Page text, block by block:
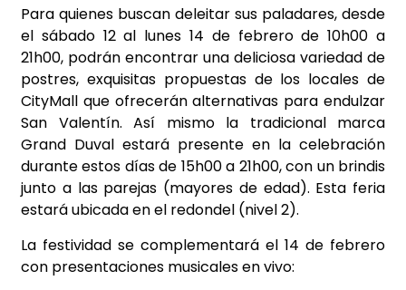
Para quienes buscan deleitar sus paladares, desde
el sábado 12 al lunes 14 de febrero de 10h00 a
21h00, podrán encontrar una deliciosa variedad de
postres, exquisitas propuestas de los locales de
CityMall que ofrecerán alternativas para endulzar
San Valentín. Así mismo la tradicional marca
Grand Duval estará presente en la celebración
durante estos días de 15h00 a 21h00, con un brindis
junto a las parejas (mayores de edad). Esta feria
estará ubicada en el redondel (nivel 2).
La festividad se complementará el 14 de febrero
con presentaciones musicales en vivo: